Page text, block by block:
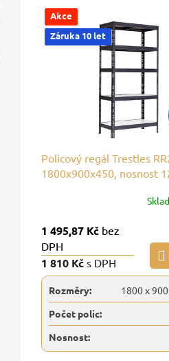
Akce
Záruka 10 let
Policový regál Trestles
1800x900x450, nosnost
1 495,87 Kč bez
DPH
1 810 Kč s DPH
Rozměry:
1800 x
Počet polic:
Nosnost: